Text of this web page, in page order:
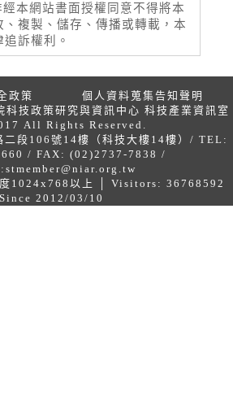
本網站書面授權同意不得將本
複製、儲存、傳播或轉載，本
訴權利。
政策
個人資料蒐集告知聲明
科技政策研究與資訊中心 科技產業資訊室
All Rights Reserved.
二段106號14樓（科技大樓14樓）/ TEL:
/ FAX: (02)2737-7838 /
stmember@niar.org.tw
1024x768以上 │ Visitors: 36768592
Since 2012/03/10